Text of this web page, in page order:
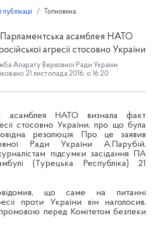
публікації Топновина
асамблея НАТО
агресії стосовно України
Апарату Верховної Ради України
21 листопада 2016, о 16:20
асамблея НАТО визнала факт
стосовно України, про що була
резолюція. Про це заявив
Ради України А.Парубій,
підсумки засідання ПА
(Турецька Республіка) 21
що саме на питанні
проти України він наголосив,
перед Комітетом безпеки